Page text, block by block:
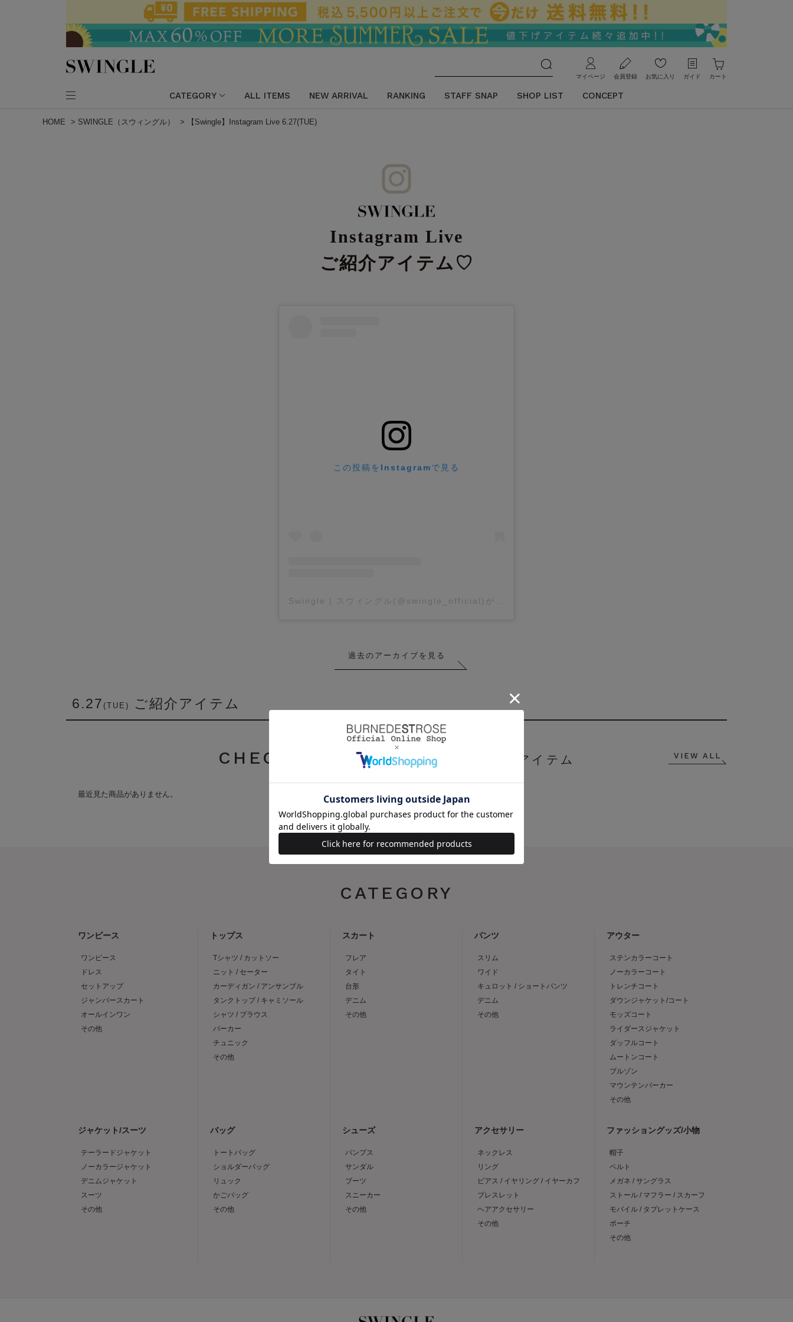
マイページ 会員登録 お気に入り ガイド カート
CATEGORY ALL ITEMS NEW ARRIVAL RANKING STAFF SNAP SHOP LIST CONCEPT
HOME > SWINGLE（スウィングル） > 【Swingle】Instagram Live 6.27(TUE)
Instagram Live
ご紹介アイテム♡
この投稿をInstagramで見る
過去のアーカイブを見る
6.27 (TUE) ご紹介アイテム
CHECKED ITEM VIEW ALL
最近見た商品がありません。
CATEGORY
ワンピース
ワンピース
ドレス
セットアップ
ジャンパースカート
オールインワン
その他
トップス
Tシャツ / カットソー
ニット / セーター
カーディガン / アンサンブル
タンクトップ / キャミソール
シャツ / ブラウス
パーカー
チュニック
その他
スカート
フレア
タイト
台形
デニム
その他
パンツ
スリム
ワイド
キュロット / ショートパンツ
デニム
その他
アウター
ステンカラーコート
ノーカラーコート
トレンチコート
ダウンジャケット/コート
モッズコート
ライダースジャケット
ダッフルコート
ムートンコート
ブルゾン
マウンテンパーカー
その他
ジャケット/スーツ
テーラードジャケット
ノーカラージャケット
デニムジャケット
スーツ
その他
バッグ
トートバッグ
ショルダーバッグ
リュック
かごバッグ
その他
シューズ
パンプス
サンダル
ブーツ
スニーカー
その他
アクセサリー
ネックレス
リング
ピアス / イヤリング / イヤーカフ
ブレスレット
ヘアアクセサリー
その他
ファッショングッズ/小物
帽子
ベルト
メガネ / サングラス
ストール / マフラー / スカーフ
モバイル / タブレットケース
ポーチ
その他